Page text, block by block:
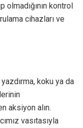
olmadığının kontrol
cihazları ve
koku ya da
aksiyon alın.
vasıtasıyla